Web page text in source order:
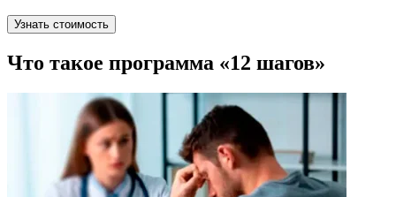
Узнать стоимость
Что такое программа «12 шагов»